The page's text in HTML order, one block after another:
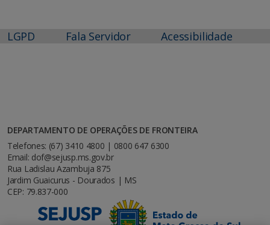
LGPD Fala Servidor Acessibilidade
DEPARTAMENTO DE OPERAÇÕES DE FRONTEIRA
Telefones: (67) 3410 4800 | 0800 647 6300
Email: dof@sejusp.ms.gov.br
Rua Ladislau Azambuja 875
Jardim Guaicurus - Dourados | MS
CEP: 79.837-000